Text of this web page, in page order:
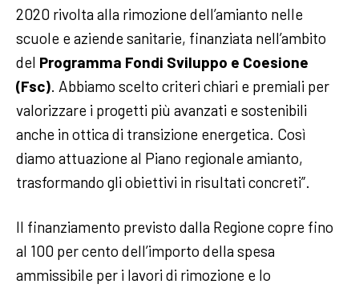
2020 rivolta alla rimozione dell’amianto nelle
scuole e aziende sanitarie, finanziata nell’ambito
del Programma Fondi Sviluppo e Coesione
(Fsc). Abbiamo scelto criteri chiari e premiali per
valorizzare i progetti più avanzati e sostenibili
anche in ottica di transizione energetica. Così
diamo attuazione al Piano regionale amianto,
trasformando gli obiettivi in risultati concreti”.
Il finanziamento previsto dalla Regione copre fino
al 100 per cento dell’importo della spesa
ammissibile per i lavori di rimozione e lo